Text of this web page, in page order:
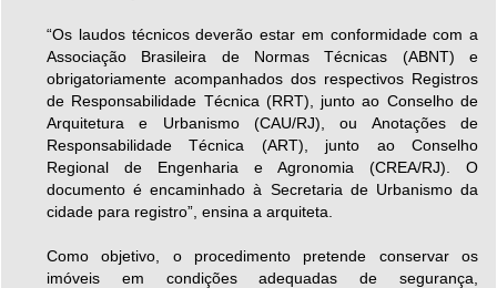
“Os laudos técnicos deverão estar em conformidade com a
Associação Brasileira de Normas Técnicas (ABNT) e
obrigatoriamente acompanhados dos respectivos Registros
de Responsabilidade Técnica (RRT), junto ao Conselho de
Arquitetura e Urbanismo (CAU/RJ), ou Anotações de
Responsabilidade Técnica (ART), junto ao Conselho
Regional de Engenharia e Agronomia (CREA/RJ). O
documento é encaminhado à Secretaria de Urbanismo da
cidade para registro”, ensina a arquiteta.
Como objetivo, o procedimento pretende conservar os
imóveis em condições adequadas de segurança,